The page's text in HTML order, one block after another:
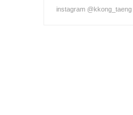
instagram @kkong_taeng